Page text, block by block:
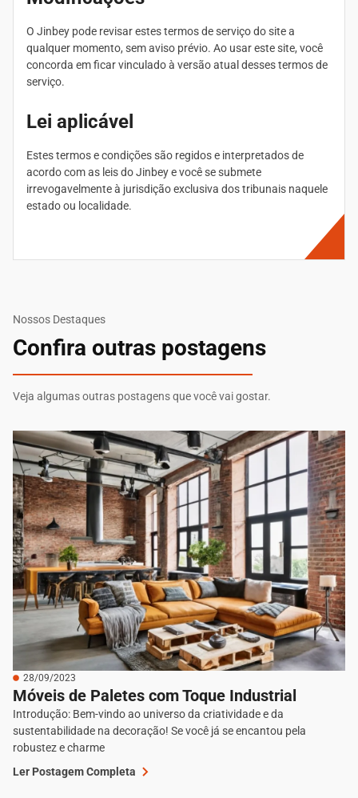
O Jinbey pode revisar estes termos de serviço do site a
qualquer momento, sem aviso prévio. Ao usar este site, você
concorda em ficar vinculado à versão atual desses termos de
serviço.
Lei aplicável
Estes termos e condições são regidos e interpretados de
acordo com as leis do Jinbey e você se submete
irrevogavelmente à jurisdição exclusiva dos tribunais naquele
estado ou localidade.
Nossos Destaques
Confira outras postagens
Veja algumas outras postagens que você vai gostar.
28/09/2023
Móveis de Paletes com Toque Industrial
Introdução: Bem-vindo ao universo da criatividade e da
sustentabilidade na decoração! Se você já se encantou pela
robustez e charme
Ler Postagem Completa